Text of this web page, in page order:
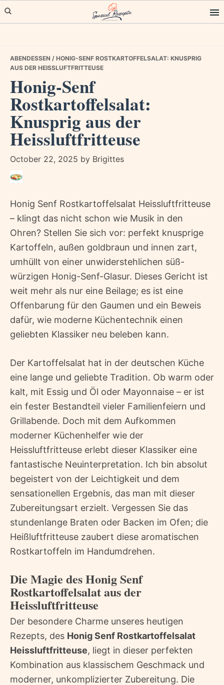
Skip
to
Skip
to
Skip
to
ABENDESSEN / HONIG-SENF ROSTKARTOFFELSALAT: KNUSPRIG
AUS DER HEISSLUFTFRITTEUSE
Honig-Senf
Rostkartoffelsalat:
Knusprig aus der
Heissluftfritteuse
October 22, 2025 by Brigittes
Honig Senf Rostkartoffelsalat Heissluftfritteuse
– klingt das nicht schon wie Musik in den
Ohren? Stellen Sie sich vor: perfekt knusprige
Kartoffeln, außen goldbraun und innen zart,
umhüllt von einer unwiderstehlichen süß-
würzigen Honig-Senf-Glasur. Dieses Gericht ist
weit mehr als nur eine Beilage; es ist eine
Offenbarung für den Gaumen und ein Beweis
dafür, wie moderne Küchentechnik einen
geliebten Klassiker neu beleben kann.
Der Kartoffelsalat hat in der deutschen Küche
eine lange und geliebte Tradition. Ob warm oder
kalt, mit Essig und Öl oder Mayonnaise – er ist
ein fester Bestandteil vieler Familienfeiern und
Grillabende. Doch mit dem Aufkommen
moderner Küchenhelfer wie der
Heissluftfritteuse erlebt dieser Klassiker eine
fantastische Neuinterpretation. Ich bin absolut
begeistert von der Leichtigkeit und dem
sensationellen Ergebnis, das man mit dieser
Zubereitungsart erzielt. Vergessen Sie das
stundenlange Braten oder Backen im Ofen; die
Heißluftfritteuse zaubert diese aromatischen
Rostkartoffeln im Handumdrehen.
Die Magie des Honig Senf
Rostkartoffelsalat aus der
Heissluftfritteuse
Der besondere Charme unseres heutigen
Rezepts, des Honig Senf Rostkartoffelsalat
Heissluftfritteuse, liegt in dieser perfekten
Kombination aus klassischem Geschmack und
moderner, unkomplizierter Zubereitung. Die